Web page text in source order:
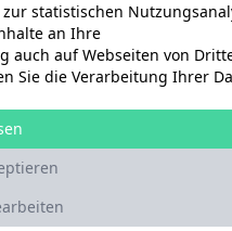
Daten
diese Daten
ein Recht auf:
statistischen
an Ihre
auch auf Webseiten von
Sie die Verarbeitung Ihrer